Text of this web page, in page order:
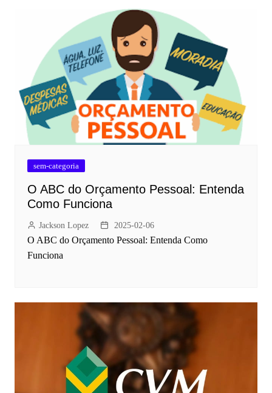
sem-categoria
O ABC do Orçamento Pessoal: Entenda
Como Funciona
Jackson Lopez 2025-02-06
O ABC do Orçamento Pessoal: Entenda Como
Funciona